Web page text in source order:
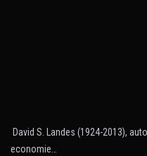
David S. Landes (1924-2013),
economie…